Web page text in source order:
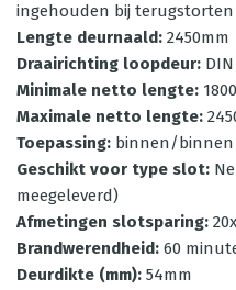
ingehouden bij terugstorten
Lengte deurnaald: 2450mm
Draairichting loopdeur:
Minimale netto lengte:
Maximale netto lengte:
Toepassing: binnen/binnen
Geschikt voor type slot:
meegeleverd)
Afmetingen slotsparing:
Brandwerendheid: 60
Deurdikte (mm): 54mm